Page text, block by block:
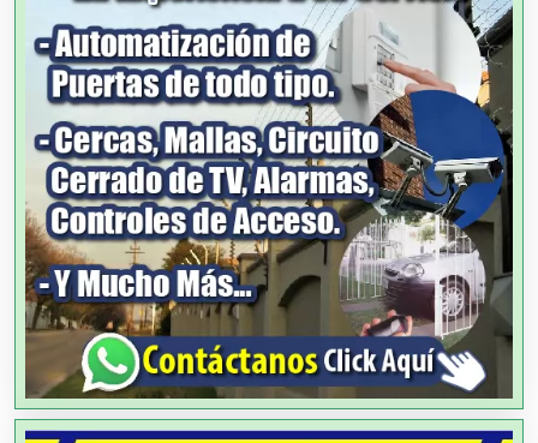
Alquiler de Sillas y Mesas
Alquiler de Trajes de Etiqueta
Alta Costura
Aluminio
Ambulancias